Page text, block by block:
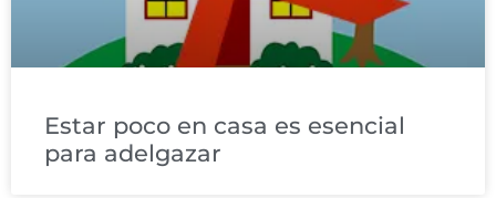
Estar poco en casa es esencial
para adelgazar